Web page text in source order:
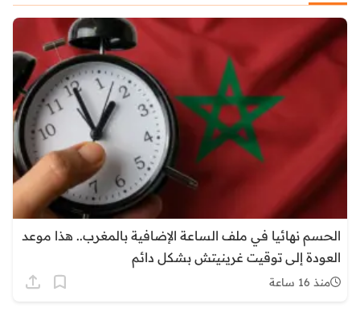
الحسم نهائيا في ملف الساعة الإضافية بالمغرب.. هذا موعد
العودة إلى توقيت غرينيتش بشكل دائم
منذ 16 ساعة